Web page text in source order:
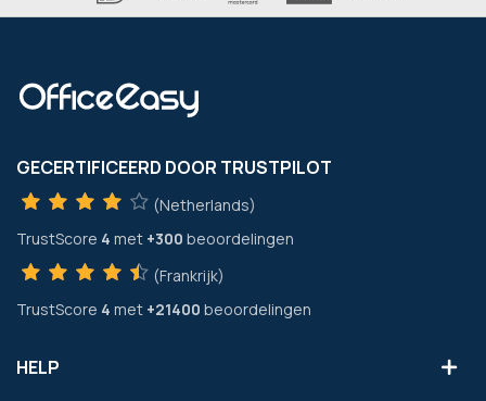
GECERTIFICEERD DOOR TRUSTPILOT
(Netherlands)
TrustScore 4 met +300 beoordelingen
(Frankrijk)
TrustScore 4 met +21400 beoordelingen
HELP